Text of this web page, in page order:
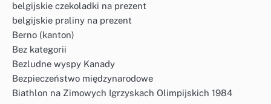
belgijskie czekoladki na prezent
belgijskie praliny na prezent
Berno (kanton)
Bez kategorii
Bezludne wyspy Kanady
Bezpieczeństwo międzynarodowe
Biathlon na Zimowych Igrzyskach Olimpijskich 1984